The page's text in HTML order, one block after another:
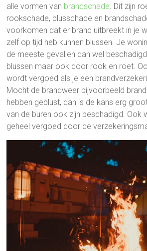
alle vormen van brandschade. Dit zijn
rookschade, blusschade en
voorkomen dat er brand uitbreekt in je
zelf op tijd heb kunnen blussen. Je
de meeste gevallen dan wel
blussen maar ook door rook en roet.
wordt vergoed als je een
Mocht de brandweer bijvoorbeeld
hebben geblust, dan is de kans erg
van de buren ook zijn beschadigd. Ook
geheel vergoed door de